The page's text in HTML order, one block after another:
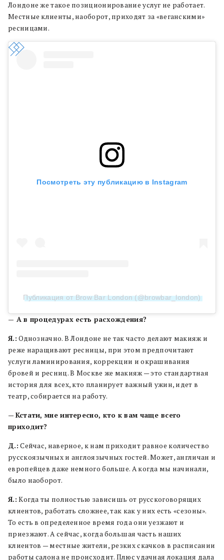
Лондоне же такое позиционирование услуг не работает.
Местные клиенты, наоборот, приходят за «веганскими»
ресницами.
Посмотреть эту публикацию в Instagram
Публикация от Brow Bar London (@browbar_london)
— А в процедурах есть расхождения?
Я.: Однозначно. В Лондоне не так часто делают макияж и
реже наращивают ресницы, при этом предпочитают
услуги ламинирования, коррекции и окрашивания
бровей и ресниц. В Москве же макияж — это стандартная
история для всех, кто планирует важный ужин, идет в
театр, собирается на работу.
—Кстати, мне интересно, кто к вам чаще всего
приходит?
Д.: Сейчас, наверное, к нам приходит равное количество
русскоязычных и англоязычных гостей. Может, англичан и
европейцев даже немного больше. А когда мы начинали,
было наоборот.
Я.: Когда ты полностью зависишь от русскоговорящих
клиентов, работать сложнее, так как у них есть «сезоны».
То есть в определенное время года они уезжают и
приезжают. А сейчас, когда большая часть наших
клиентов — местные жители, резких скачков в расписании
работы салона не происходит. Плюс удачная локация дала